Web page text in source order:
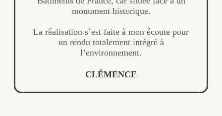
La réalisation a été parfaitement suivie par
preuve d’un grand professionnalisme.
Le rendu final est impeccable.